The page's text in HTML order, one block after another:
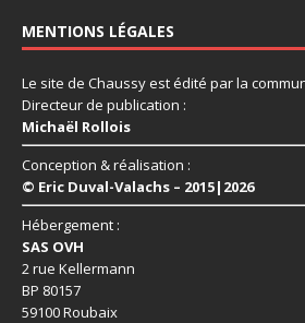
MENTIONS LÉGALES
Le site de Chaussy est édité par la
Directeur de publication :
Michaël Rollois
Conception & réalisation :
© Eric Duval-Valachs – 2015|2026
Hébergement :
SAS OVH
2 rue Kellermann
BP 80157
59100 Roubaix